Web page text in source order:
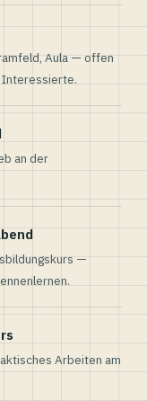
Aula — offen
Interessierte.
an der
—
Arbeiten am